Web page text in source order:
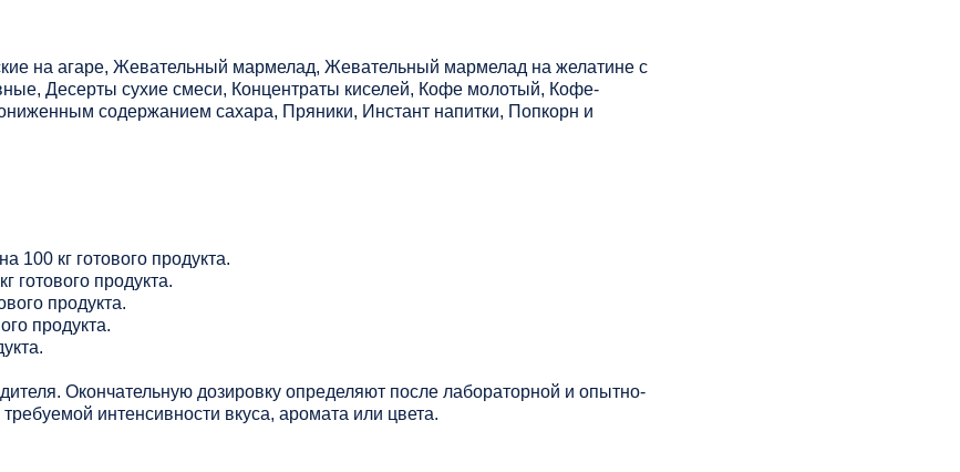
на агаре, Жевательный мармелад, Жевательный мармелад на желатине с
Десерты сухие смеси, Концентраты киселей, Кофе молотый, Кофе-
содержанием сахара, Пряники, Инстант напитки, Попкорн и
100 кг готового продукта.
готового продукта.
продукта.
продукта.
Окончательную дозировку определяют после лабораторной и опытно-
интенсивности вкуса, аромата или цвета.